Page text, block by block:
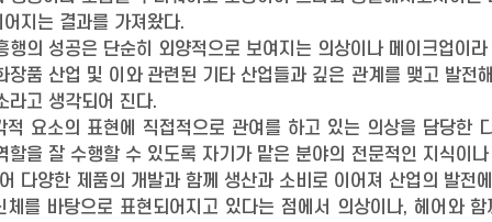
지는 결과를 가져왔다.
행의 성공은 단순히 외양적으로 보여지는 의상이나 메이크업이
장품 산업 및 이와 관련된 기타 산업들과 깊은 관계를 맺고 발전
라고 생각되어 진다.
요소의 표현에 직접적으로 관여를 하고 있는 의상을 담당한
할을 잘 수행할 수 있도록 자기가 맡은 분야의 전문적인 지식이
다양한 제품의 개발과 함께 생산과 소비로 이어져 산업의 발전
를 바탕으로 표현되어지고 있다는 점에서 의상이나, 헤어와